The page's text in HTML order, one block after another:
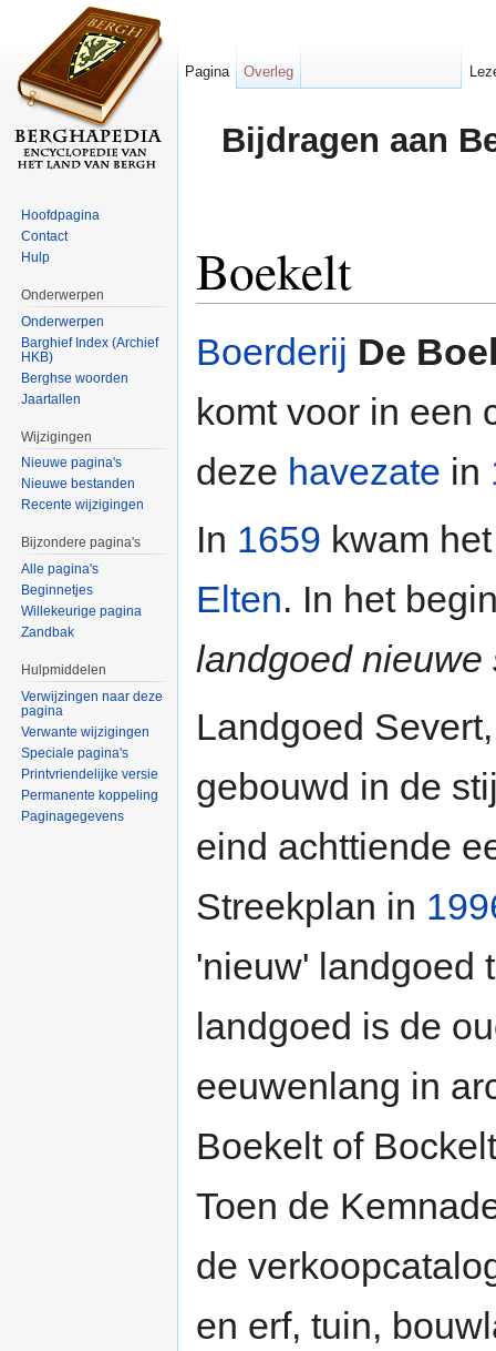
Bijdragen aan
Boekelt
Boerderij De
komt voor in een
deze havezate in
In 1659 kwam
Elten. In het
landgoed nieuwe
Landgoed
gebouwd in de
eind achttiende
Streekplan in
'nieuw' landgoed
landgoed is de
eeuwenlang in
Boekelt of
Toen de
de
en erf, tuin,
Pagina Overleg
Hoofdpagina
Contact
Hulp
Onderwerpen
Onderwerpen
Barghief Index (Archief
HKB)
Berghse woorden
Jaartallen
Wijzigingen
Nieuwe pagina's
Nieuwe bestanden
Recente wijzigingen
Bijzondere pagina's
Alle pagina's
Beginnetjes
Willekeurige pagina
Zandbak
Hulpmiddelen
Verwijzingen naar deze
pagina
Verwante wijzigingen
Speciale pagina's
Printvriendelijke versie
Permanente koppeling
Paginagegevens